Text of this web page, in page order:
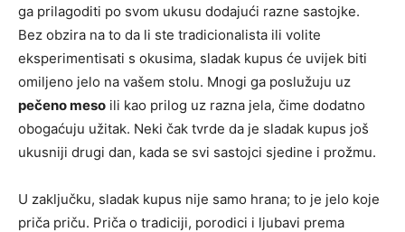
ga prilagoditi po svom ukusu dodajući razne sastojke.
Bez obzira na to da li ste tradicionalista ili volite
eksperimentisati s okusima, sladak kupus će uvijek biti
omiljeno jelo na vašem stolu. Mnogi ga poslužuju uz
pečeno meso ili kao prilog uz razna jela, čime dodatno
obogaćuju užitak. Neki čak tvrde da je sladak kupus još
ukusniji drugi dan, kada se svi sastojci sjedine i prožmu.
U zaključku, sladak kupus nije samo hrana; to je jelo koje
priča priču. Priča o tradiciji, porodici i ljubavi prema